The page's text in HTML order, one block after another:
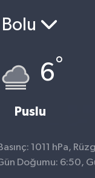
Bolu
6°
Puslu
1011 hPa,
Doğumu: 6:50,